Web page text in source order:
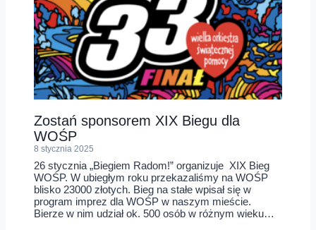
Zostań sponsorem XIX Biegu dla
WOŚP
8 stycznia 2025
26 stycznia „Biegiem Radom!” organizuje XIX Bieg
WOŚP. W ubiegłym roku przekazaliśmy na WOŚP
blisko 23000 złotych. Bieg na stałe wpisał się w
program imprez dla WOŚP w naszym mieście.
Bierze w nim udział ok. 500 osób w różnym wieku…